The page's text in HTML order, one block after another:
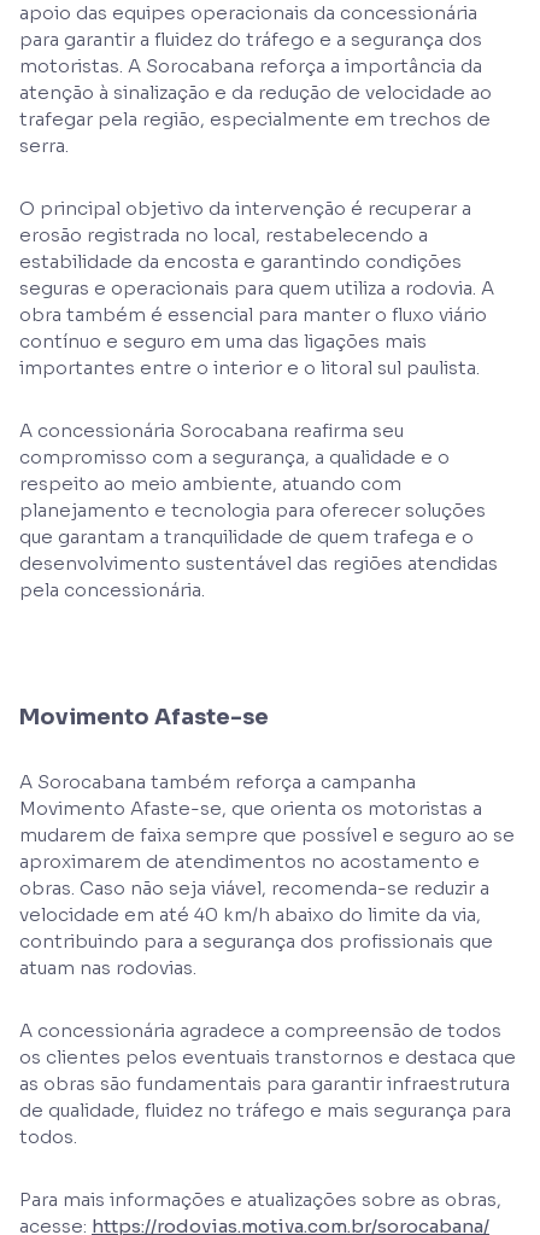
apoio das equipes operacionais da concessionária
para garantir a fluidez do tráfego e a segurança dos
motoristas. A Sorocabana reforça a importância da
atenção à sinalização e da redução de velocidade ao
trafegar pela região, especialmente em trechos de
serra.
O principal objetivo da intervenção é recuperar a
erosão registrada no local, restabelecendo a
estabilidade da encosta e garantindo condições
seguras e operacionais para quem utiliza a rodovia. A
obra também é essencial para manter o fluxo viário
contínuo e seguro em uma das ligações mais
importantes entre o interior e o litoral sul paulista.
A concessionária Sorocabana reafirma seu
compromisso com a segurança, a qualidade e o
respeito ao meio ambiente, atuando com
planejamento e tecnologia para oferecer soluções
que garantam a tranquilidade de quem trafega e o
desenvolvimento sustentável das regiões atendidas
pela concessionária.
Movimento Afaste-se
A Sorocabana também reforça a campanha
Movimento Afaste-se, que orienta os motoristas a
mudarem de faixa sempre que possível e seguro ao se
aproximarem de atendimentos no acostamento e
obras. Caso não seja viável, recomenda-se reduzir a
velocidade em até 40 km/h abaixo do limite da via,
contribuindo para a segurança dos profissionais que
atuam nas rodovias.
A concessionária agradece a compreensão de todos
os clientes pelos eventuais transtornos e destaca que
as obras são fundamentais para garantir infraestrutura
de qualidade, fluidez no tráfego e mais segurança para
todos.
Para mais informações e atualizações sobre as obras,
acesse: https://rodovias.motiva.com.br/sorocabana/